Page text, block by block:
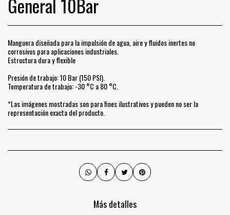
General 10Bar
Manguera diseñada para la impulsión de agua, aire y fluidos inertes no
corrosivos para aplicaciones industriales.
Estructura dura y flexible
Presión de trabajo: 10 Bar (150 PSI).
Temperatura de trabajo: -30 °C a 80 °C.
*Las imágenes mostradas son para fines ilustrativos y pueden no ser la
representación exacta del producto.
Más detalles